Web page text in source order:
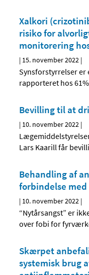
Xalkori
risiko for
monitorering
| 15. november 2022 |
Synsforstyrrelser er
rapporteret hos
Bevilling til at
| 10. november 2022 |
Lars Kaarill får
Behandling af
forbindelse
| 10. november 2022 |
“Nytårsangst” er
over fobi for
Skærpet
systemisk brug